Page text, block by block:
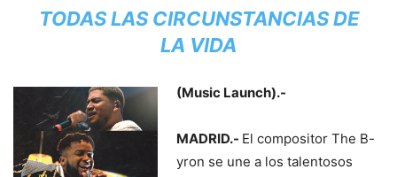
TODAS LAS CIRCUNSTANCIAS DE
LA VIDA
(Music Launch).-
MADRID.- El compositor The B-
yron se une a los talentosos